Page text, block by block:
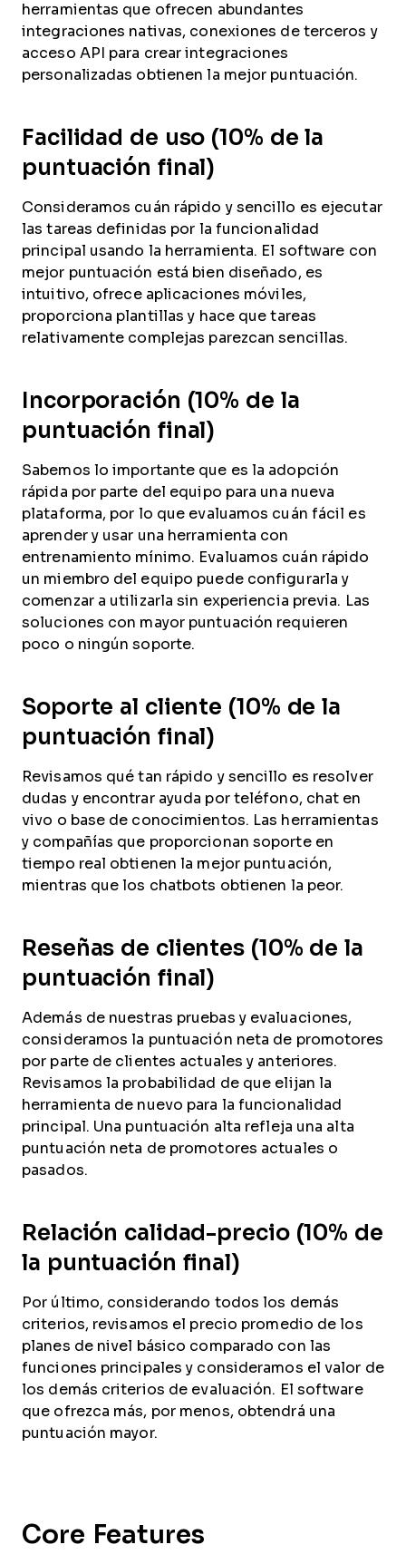
herramientas que ofrecen abundantes
integraciones nativas, conexiones de terceros y
acceso API para crear integraciones
personalizadas obtienen la mejor puntuación.
Facilidad de uso (10% de la
puntuación final)
Consideramos cuán rápido y sencillo es ejecutar
las tareas definidas por la funcionalidad
principal usando la herramienta. El software con
mejor puntuación está bien diseñado, es
intuitivo, ofrece aplicaciones móviles,
proporciona plantillas y hace que tareas
relativamente complejas parezcan sencillas.
Incorporación (10% de la
puntuación final)
Sabemos lo importante que es la adopción
rápida por parte del equipo para una nueva
plataforma, por lo que evaluamos cuán fácil es
aprender y usar una herramienta con
entrenamiento mínimo. Evaluamos cuán rápido
un miembro del equipo puede configurarla y
comenzar a utilizarla sin experiencia previa. Las
soluciones con mayor puntuación requieren
poco o ningún soporte.
Soporte al cliente (10% de la
puntuación final)
Revisamos qué tan rápido y sencillo es resolver
dudas y encontrar ayuda por teléfono, chat en
vivo o base de conocimientos. Las herramientas
y compañías que proporcionan soporte en
tiempo real obtienen la mejor puntuación,
mientras que los chatbots obtienen la peor.
Reseñas de clientes (10% de la
puntuación final)
Además de nuestras pruebas y evaluaciones,
consideramos la puntuación neta de promotores
por parte de clientes actuales y anteriores.
Revisamos la probabilidad de que elijan la
herramienta de nuevo para la funcionalidad
principal. Una puntuación alta refleja una alta
puntuación neta de promotores actuales o
pasados.
Relación calidad-precio (10% de
la puntuación final)
Por último, considerando todos los demás
criterios, revisamos el precio promedio de los
planes de nivel básico comparado con las
funciones principales y consideramos el valor de
los demás criterios de evaluación. El software
que ofrezca más, por menos, obtendrá una
puntuación mayor.
Core Features